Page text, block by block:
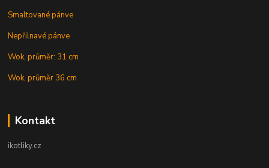
Smaltované pánve
Nepřilnavé pánve
Wok, průměr: 31 cm
Wok, průměr 36 cm
Kontakt
ikotliky.cz